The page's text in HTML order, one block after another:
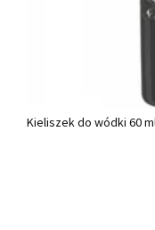
Kieliszek do wódki 60